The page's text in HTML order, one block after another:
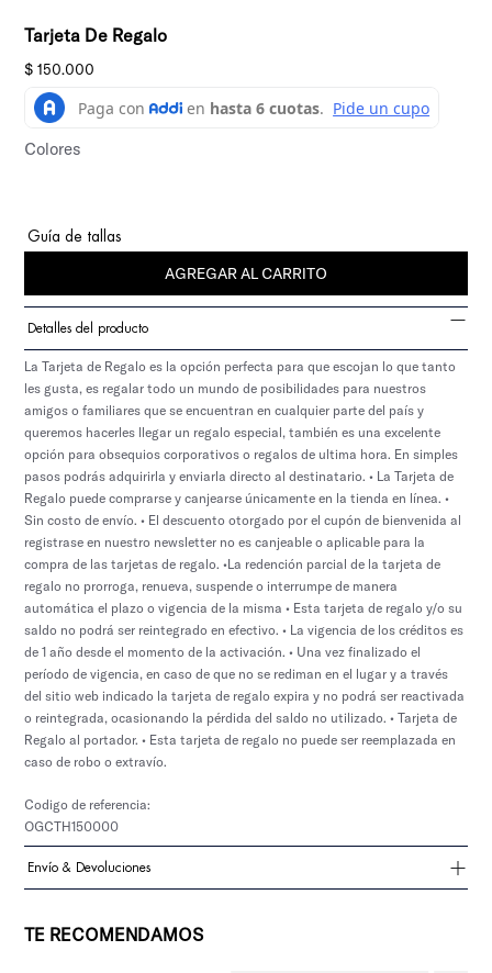
Tarjeta De Regalo
$ 150.000
Colores
Guía de tallas
AGREGAR AL CARRITO
Detalles del producto
La Tarjeta de Regalo es la opción perfecta para que escojan lo que tanto
les gusta, es regalar todo un mundo de posibilidades para nuestros
amigos o familiares que se encuentran en cualquier parte del país y
queremos hacerles llegar un regalo especial, también es una excelente
opción para obsequios corporativos o regalos de ultima hora. En simples
pasos podrás adquirirla y enviarla directo al destinatario. • La Tarjeta de
Regalo puede comprarse y canjearse únicamente en la tienda en línea. •
Sin costo de envío. • El descuento otorgado por el cupón de bienvenida al
registrase en nuestro newsletter no es canjeable o aplicable para la
compra de las tarjetas de regalo. •La redención parcial de la tarjeta de
regalo no prorroga, renueva, suspende o interrumpe de manera
automática el plazo o vigencia de la misma • Esta tarjeta de regalo y/o su
saldo no podrá ser reintegrado en efectivo. • La vigencia de los créditos es
de 1 año desde el momento de la activación. • Una vez finalizado el
período de vigencia, en caso de que no se rediman en el lugar y a través
del sitio web indicado la tarjeta de regalo expira y no podrá ser reactivada
o reintegrada, ocasionando la pérdida del saldo no utilizado. • Tarjeta de
Regalo al portador. • Esta tarjeta de regalo no puede ser reemplazada en
caso de robo o extravío.
Codigo de referencia:
OGCTH150000
Envío & Devoluciones
TE RECOMENDAMOS